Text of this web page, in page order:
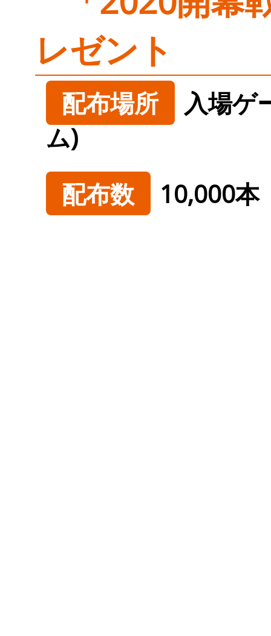
レゼント
配布場所
入場ゲ
ム)
配布数
10,000本